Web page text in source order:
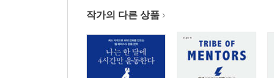
작가의 다른 상품